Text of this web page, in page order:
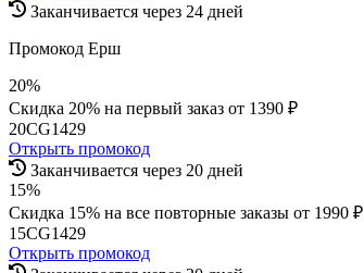
Заканчивается через 24 дней
Промокод Ерш
20%
Скидка 20% на первый заказ от 1390 ₽
20CG1429
Открыть промокод
Заканчивается через 20 дней
15%
Скидка 15% на все повторные заказы от 1990 ₽
15CG1429
Открыть промокод